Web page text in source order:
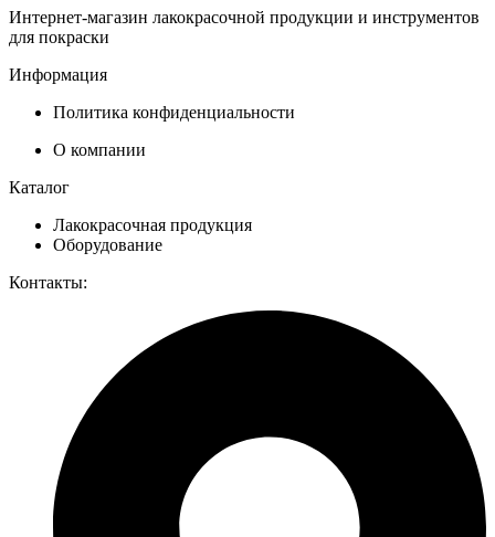
Интернет-магазин лакокрасочной продукции и инструментов
для покраски
Информация
Политика конфиденциальности
О компании
Каталог
Лакокрасочная продукция
Оборудование
Контакты: